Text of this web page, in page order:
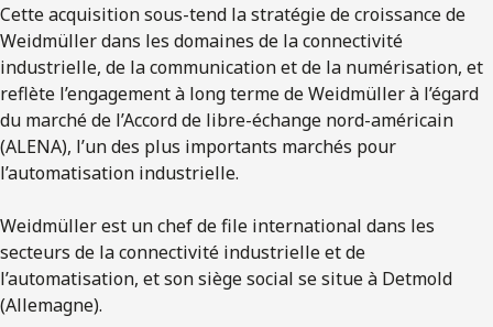
Cette acquisition sous-tend la stratégie de croissance de
Weidmüller dans les domaines de la connectivité
industrielle, de la communication et de la numérisation, et
reflète l’engagement à long terme de Weidmüller à l’égard
du marché de l’Accord de libre-échange nord-américain
(ALENA), l’un des plus importants marchés pour
l’automatisation industrielle.
Weidmüller est un chef de file international dans les
secteurs de la connectivité industrielle et de
l’automatisation, et son siège social se situe à Detmold
(Allemagne).